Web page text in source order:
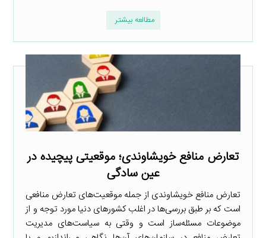
مطالعه بیشتر
تعارض منافع خویشاوندی؛ موقعیتی پیچیده در
عین سادگی
تعارض منافع خویشاوندی از جمله موقعیت‌های تعارض منافعی
است که بر طبق بررسی‌ها در اغلب کشورهای دنیا مورد توجه و از
موضوعات مسئله‌ساز است و وقتی به سیاست‌های مدیریت